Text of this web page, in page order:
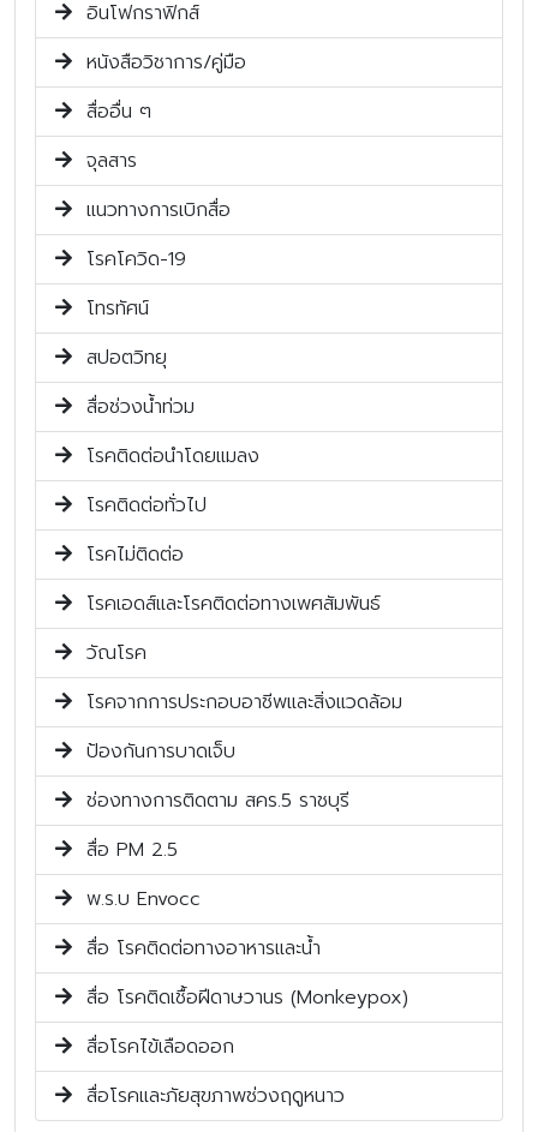
อินโฟกราฟิกส์
หนังสือวิชาการ/คู่มือ
สื่ออื่น ๆ
จุลสาร
แนวทางการเบิกสื่อ
โรคโควิด-19
โทรทัศน์
สปอตวิทยุ
สื่อช่วงน้ำท่วม
โรคติดต่อนำโดยแมลง
โรคติดต่อทั่วไป
โรคไม่ติดต่อ
โรคเอดส์และโรคติดต่อทางเพศสัมพันธ์
วัณโรค
โรคจากการประกอบอาชีพและสิ่งแวดล้อม
ป้องกันการบาดเจ็บ
ช่องทางการติดตาม สคร.5 ราชบุรี
สื่อ PM 2.5
พ.ร.บ Envocc
สื่อ โรคติดต่อทางอาหารและน้ำ
สื่อ โรคติดเชื้อฝีดาษวานร (Monkeypox)
สื่อโรคไข้เลือดออก
สื่อโรคและภัยสุขภาพช่วงฤดูหนาว